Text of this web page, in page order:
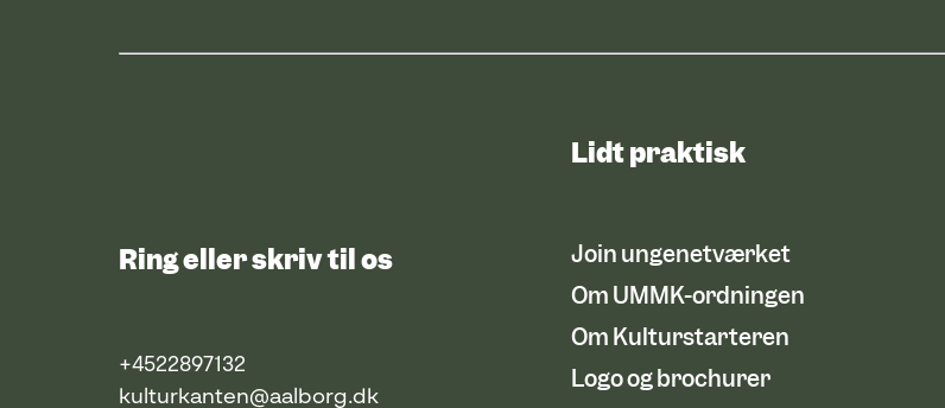
Ring eller skriv til os
+4522897132
kulturkanten@aalborg.dk
Lidt praktisk
Join ungenetværket
Om UMMK-ordningen
Om Kulturstarteren
Logo og brochurer